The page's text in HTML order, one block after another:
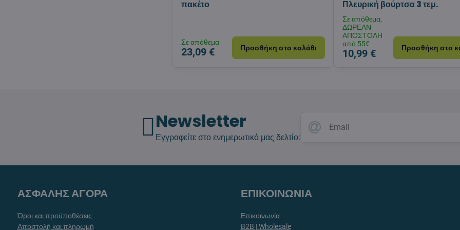
πακέτο
Σε απόθεμα
23,09 € Προσθήκη στο καλάθι
Πλευρική βούρτσα 3 τεμ.
Σε απόθεμα,
ΔΩΡΕΑΝ
ΑΠΟΣΤΟΛΗ
από 55€
10,99 € Προσθήκη στο
Newsletter
Εγγραφείτε στο ενημερωτικό μας δελτίο:
ΑΣΦΑΛΗΣ ΑΓΟΡΑ
Όροι και προϋποθέσεις
Αποστολή και πληρωμή
ΕΠΙΚΟΙΝΩΝΙΑ
Επικοινωνία
B2B | Wholesale